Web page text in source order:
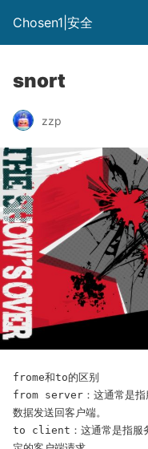
Chosen1|安全
snort
zzp
frome和to的区别
from server：这通常是指
数据发送回客户端。
to client：这通常是指服务